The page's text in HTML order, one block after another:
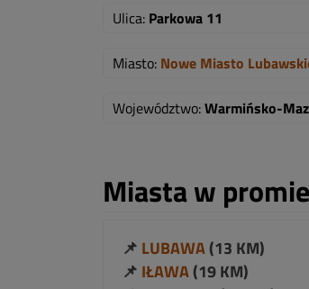
Ulica: Parkowa 11
Miasto: Nowe Miasto
Województwo:Warmińsko-
Miasta w
📌 LUBAWA(13 KM)
📌 IŁAWA(19 KM)